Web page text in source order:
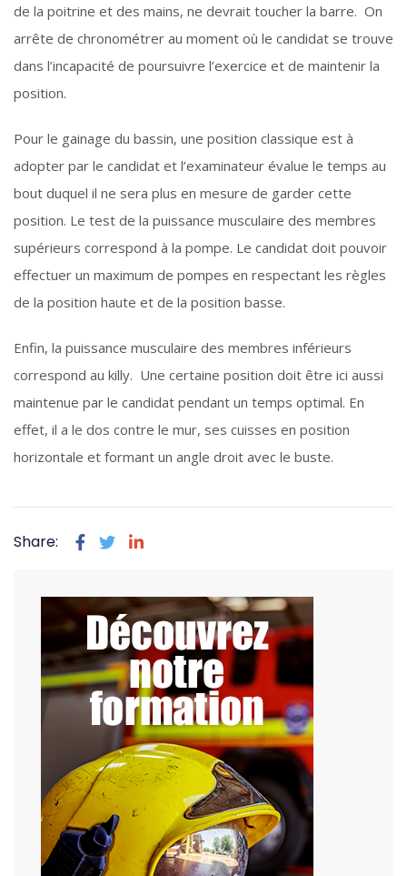
de la poitrine et des mains, ne devrait toucher la barre. On
arrête de chronométrer au moment où le candidat se trouve
dans l’incapacité de poursuivre l’exercice et de maintenir la
position.
Pour le gainage du bassin, une position classique est à
adopter par le candidat et l’examinateur évalue le temps au
bout duquel il ne sera plus en mesure de garder cette
position. Le test de la puissance musculaire des membres
supérieurs correspond à la pompe. Le candidat doit pouvoir
effectuer un maximum de pompes en respectant les règles
de la position haute et de la position basse.
Enfin, la puissance musculaire des membres inférieurs
correspond au killy. Une certaine position doit être ici aussi
maintenue par le candidat pendant un temps optimal. En
effet, il a le dos contre le mur, ses cuisses en position
horizontale et formant un angle droit avec le buste.
Share: